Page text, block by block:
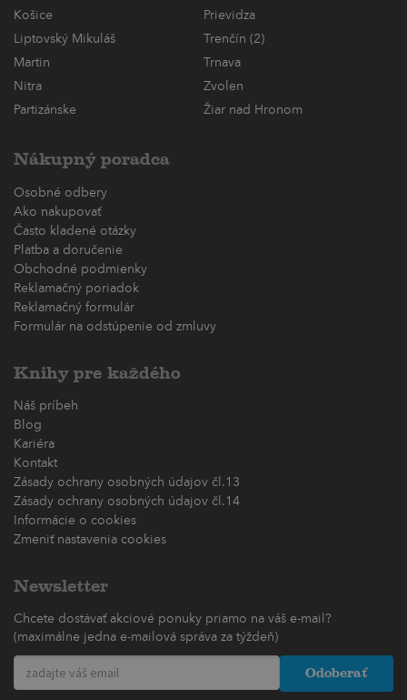
Košice
Prievidza
Liptovský Mikuláš
Trenčín (2)
Martin
Trnava
Nitra
Zvolen
Partizánske
Žiar nad Hronom
Nákupný poradca
Osobné odbery
Ako nakupovať
Často kladené otázky
Platba a doručenie
Obchodné podmienky
Reklamačný poriadok
Reklamačný formulár
Formulár na odstúpenie od zmluvy
Knihy pre každého
Náš príbeh
Blog
Kariéra
Kontakt
Zásady ochrany osobných údajov čl.13
Zásady ochrany osobných údajov čl.14
Informácie o cookies
Zmeniť nastavenia cookies
Newsletter
Chcete dostávať akciové ponuky priamo na váš e-mail?
(maximálne jedna e-mailová správa za týždeň)
Odoberať